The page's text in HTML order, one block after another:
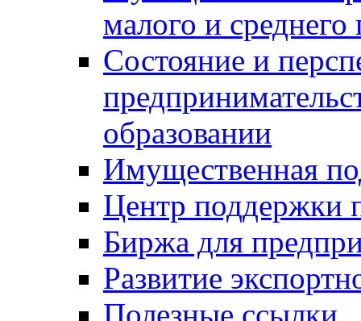
малого и среднего
Состояние и
образовании
Имущественная
Центр поддержки
Биржа для
Развитие
Полезные ссылки